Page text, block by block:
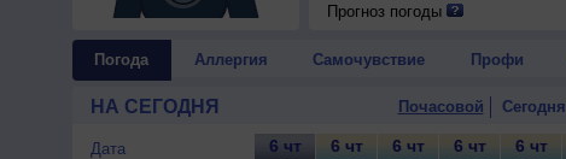
Прогноз погоды
Погода Аллергия Самочувствие Профи
НА СЕГОДНЯ Почасовой Сегодня
Дата
6 чт 6 чт 6 чт 6 чт 6 чт